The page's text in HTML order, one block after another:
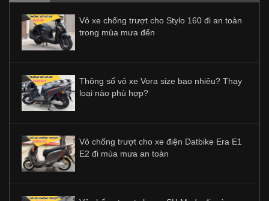
Vỏ xe chống trượt cho Stylo 160 đi an toàn
trong mùa mưa đến
Thông số vỏ xe Vora size bao nhiêu? Thay
loại nào phù hợp?
Vỏ chống trượt cho xe điện Datbike Era E1
E2 đi mùa mưa an toàn